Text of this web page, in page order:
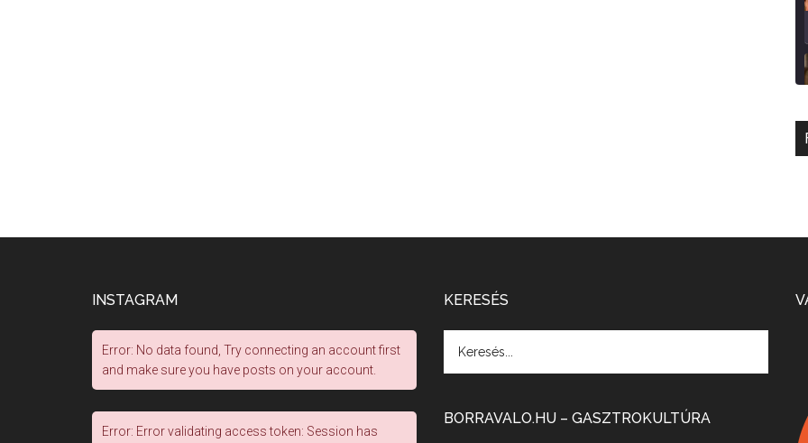
INSTAGRAM
Error: No data found, Try connecting an account first
and make sure you have posts on your account.
Error: Error validating access token: Session has
KERESÉS
BORRAVALO.HU – GASZTROKULTÚRA